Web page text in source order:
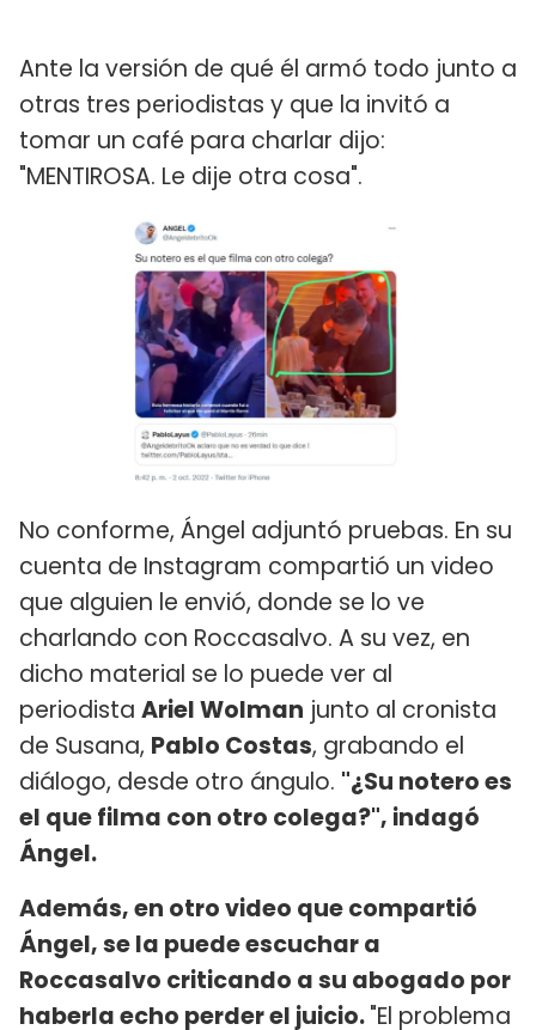
Ante la versión de qué él armó todo junto a
otras tres periodistas y que la invitó a
tomar un café para charlar dijo:
"MENTIROSA. Le dije otra cosa".
No conforme, Ángel adjuntó pruebas. En su
cuenta de Instagram compartió un video
que alguien le envió, donde se lo ve
charlando con Roccasalvo. A su vez, en
dicho material se lo puede ver al
periodista Ariel Wolman junto al cronista
de Susana, Pablo Costas, grabando el
diálogo, desde otro ángulo. "¿Su notero es
el que filma con otro colega?", indagó
Ángel.
Además, en otro video que compartió
Ángel, se la puede escuchar a
Roccasalvo criticando a su abogado por
haberla echo perder el juicio."El problema